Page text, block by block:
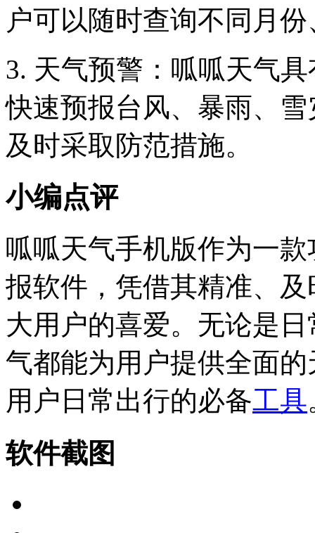
户可以随时查询不同月
3. 天气预警：呱呱天气
快速预报台风、暴雨、
及时采取防范措施。
小编点评
呱呱天气手机版作为一
报软件，凭借其精准、
大用户的喜爱。无论是
气都能为用户提供全面
用户日常出行的必备工具
软件截图